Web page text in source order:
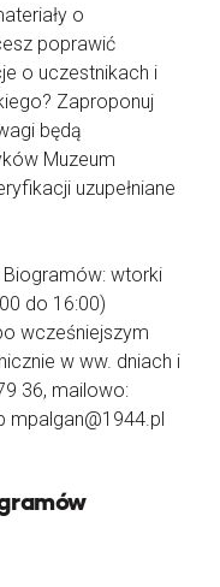
o
poprawić
o uczestnikach i
Zaproponuj
będą
Muzeum
uzupełniane
wtorki
do 16:00)
wcześniejszym
w ww. dniach i
36, mailowo:
mpalgan@1944.pl